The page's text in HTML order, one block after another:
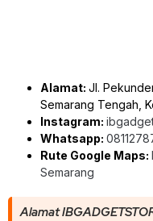
Alamat: Jl.
Semarang Tengah,
Instagram:
Whatsapp:
Rute Google Maps:
Semarang
Alamat